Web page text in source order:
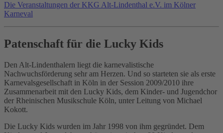
Die Veranstaltungen der KKG Alt-Lindenthal e.V. im Kölner
Karneval
Patenschaft für die Lucky Kids
Den Alt-Lindenthalern liegt die karnevalistische
Nachwuchsförderung sehr am Herzen. Und so starteten sie als erste
Karnevalsgesellschaft in Köln in der Session 2009/2010 ihre
Zusammenarbeit mit den Lucky Kids, dem Kinder- und Jugendchor
der Rheinischen Musikschule Köln, unter Leitung von Michael
Kokott.
Die Lucky Kids wurden im Jahr 1998 von ihm gegründet. Dem